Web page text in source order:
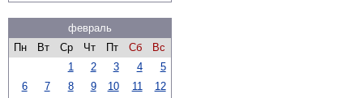
февраль
Пн
Вт Ср Чт Пт Сб
Вс
1
2 3 4
5
6
7 8 9 10 11
12